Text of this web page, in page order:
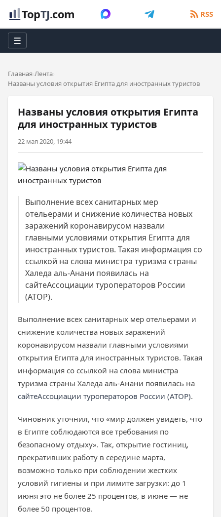
TopTJ.com RSS
☰
Главная Лента
Названы условия открытия Египта для иностранных туристов
Названы условия открытия Египта
для иностранных туристов
22 мая 2020, 19:44
Выполнение всех санитарных мер
отельерами и снижение количества новых
заражений коронавирусом назвали
главными условиями открытия Египта для
иностранных туристов. Такая информация со
ссылкой на слова министра туризма страны
Халеда аль-Анани появилась на
сайтеАссоциации туроператоров России
(АТОР).
Выполнение всех санитарных мер отельерами и
снижение количества новых заражений
коронавирусом назвали главными условиями
открытия Египта для иностранных туристов. Такая
информация со ссылкой на слова министра
туризма страны Халеда аль-Анани появилась на
сайтеАссоциации туроператоров России (АТОР).
Чиновник уточнил, что «мир должен увидеть, что
в Египте соблюдаются все требования по
безопасному отдыху». Так, открытие гостиниц,
прекративших работу в середине марта,
возможно только при соблюдении жестких
условий гигиены и при лимите загрузки: до 1
июня это не более 25 процентов, в июне — не
более 50 процентов.